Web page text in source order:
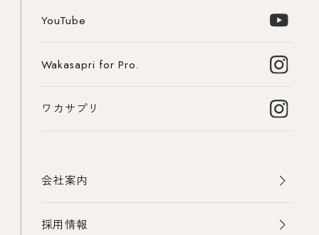
YouTube
Wakasapri for Pro.
ワカサプリ
会社案内
採用情報